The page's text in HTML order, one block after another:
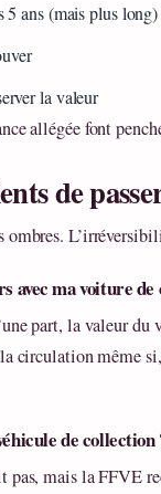
ans (mais plus long)
la valeur
allégée font
de
avec ma voiture
part, la valeur
circulation même
de collection
mais la FFVE